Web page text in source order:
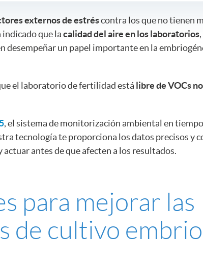
externos de estréscontra los que no tienen
que lacalidad del aire en los laboratorios
desempeñar un papel importante en la
el laboratorio de fertilidad está libre de VOCs
, el sistema de monitorización ambiental en
tecnología te proporciona los datos precisos y
actuar antes de que afecten a los resultados.
para mejorar las
de cultivo